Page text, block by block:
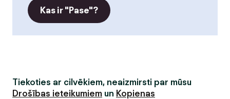
Kas ir "Pase"?
Tiekoties ar cilvēkiem, neaizmirsti par mūsu
Drošības ieteikumiem un Kopienas